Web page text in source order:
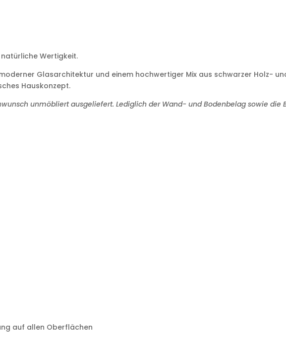
natürliche Wertigkeit.
Glasarchitektur und einem hochwertiger Mix aus schwarzer Holz-
Hauskonzept.
unmöbliert ausgeliefert. Lediglich der Wand- und Bodenbelag sowie die
auf allen Oberflächen